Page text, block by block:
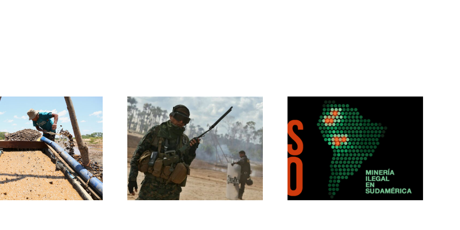
[Perú] Gobierno
instalará base
militar en “La
Pampa” para
detener minería
ilegal
Nominan a “Las
rutas del oro”
como finalista de
los Premios
Nacionales de
Periodismo